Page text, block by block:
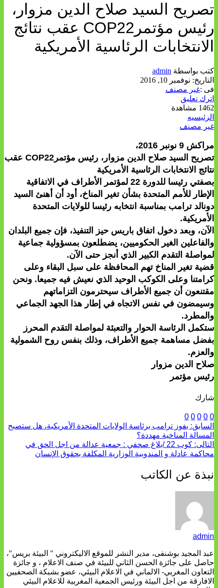
تصريح السيد صلاح الدين مزوار،
رئيس مؤتمرCOP22 عقب نتائج
الانتخابات الرئاسية الأمريكية
كتب بواسطة admin
التاريخ: نوفمبر 10, 2016
فى :غير مصنف
اترك تعليق
1462 مشاهدة
الرئيسيه
غير مصنف
مراكش 9 نونبر 2016،
تصريح السيد صلاح الدين مزوار، رئيس مؤتمرCOP22 عقب
نتائج الانتخابات الرئاسية الأمريكية
بصفتي رئيسا للدورة 22 لمؤتمر الأطراف في الاتفاقية
الإطار للأمم المتحدة بشأن تغير المناخ، أود أن أهنئ السيد
دونالد ترامب بمناسبة انتخابه رئيسا للولايات المتحدة
الأمريكية.
الآن، وبعد دخول اتفاق باريس حيز التنفيذ، فإن جميع البلدان
والفاعلين الغير الحكوميين، يضطلعون بمسؤولية جماعية
لمواصلة التقدم الكبير الذي أنجز حتى الآن.
قضية تغير المناخ تهم المحافظة على سبل البقاء وعلى
كرامتنا وعلى الكوكب الوحيد الذي نعيش فيه جميعا. ونحن
مقتنعون أن جميع الأطراف سيحترمون التزاماتهم
وسيمضون في نفس الاتجاه في إطار هذا الجهد الجماعي
والمطرد.
ستكمل الرئاسة الحوار والتعبئة لمواصلة التقدم المحرز
بفضل مساهمة جميع الأطراف، وذلك بنفس روح الشمولية
والعزم.
صلاح الدين مزوار
رئيس مؤتمر
شارك
0
0
0
0
0
السابق: بفوز ترامب برئاسة الولايات المتحدة الأمريكية، هل ستصبح
المسالة المناخية مهددة؟
التالى:
كوب 22 /بلاغ صحفي : جمعية عدالة من اجل الحق في
محاكمة عادلة و المندوبية الوزارية المكلفة بحقوق الإنسان
نبذة عن الكاتب
admin
عبد المجيد بوشنفى، مدير النشر للموقع الاليكتروني " البيئة بريس"،
حاصل على جائزة الحسن الثاني للبيئة في صنف الاعلام ، و جائزة
التعاون المغربي- الالماني في الاعلام البيئي، عضو بشبكة الصحفيين
الافارقة من اجل البيئة ورئيس الجمعية المغربية للاعلام البيئي